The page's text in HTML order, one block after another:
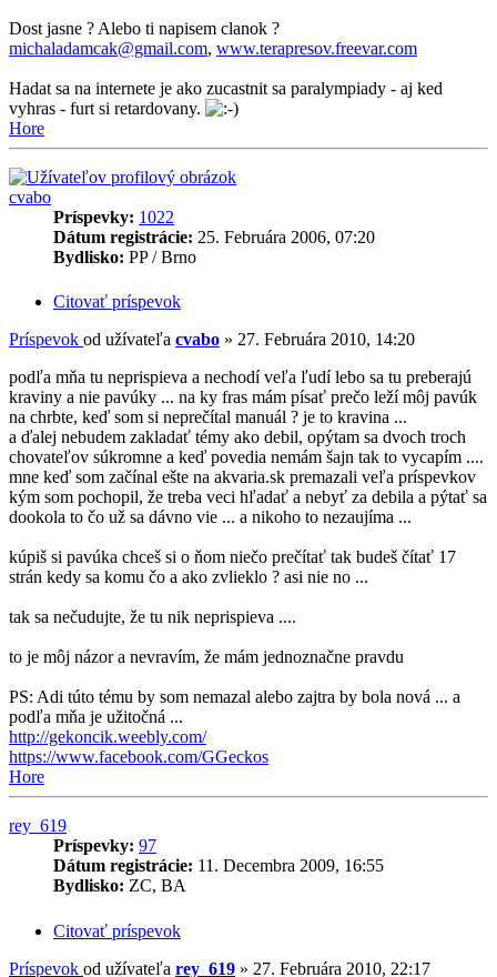
Dost jasne ? Alebo ti napisem clanok ?
michaladamcak@gmail.com, www.terapresov.freevar.com
Hadat sa na internete je ako zucastnit sa paralympiady - aj ked
vyhras - furt si retardovany.
Hore
cvabo
Príspevky: 1022
Dátum registrácie: 25. Februára 2006, 07:20
Bydlisko: PP / Brno
Citovať príspevok
Príspevok od užívateľa cvabo » 27. Februára 2010, 14:20
podľa mňa tu neprispieva a nechodí veľa ľudí lebo sa tu preberajú
kraviny a nie pavúky ... na ky fras mám písať prečo leží môj pavúk
na chrbte, keď som si neprečítal manuál ? je to kravina ...
a ďalej nebudem zakladať témy ako debil, opýtam sa dvoch troch
chovateľov súkromne a keď povedia nemám šajn tak to vycapím ....
mne keď som začínal ešte na akvaria.sk premazali veľa príspevkov
kým som pochopil, že treba veci hľadať a nebyť za debila a pýtať sa
dookola to čo už sa dávno vie ... a nikoho to nezaujíma ...
kúpiš si pavúka chceš si o ňom niečo prečítať tak budeš čítať 17
strán kedy sa komu čo a ako zvlieklo ? asi nie no ...
tak sa nečudujte, že tu nik neprispieva ....
to je môj názor a nevravím, že mám jednoznačne pravdu
PS: Adi túto tému by som nemazal alebo zajtra by bola nová ... a
podľa mňa je užitočná ...
http://gekoncik.weebly.com/
https://www.facebook.com/GGeckos
Hore
rey_619
Príspevky: 97
Dátum registrácie: 11. Decembra 2009, 16:55
Bydlisko: ZC, BA
Citovať príspevok
Príspevok od užívateľa rey_619 » 27. Februára 2010, 22:17